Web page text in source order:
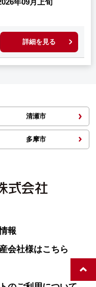
年09月上旬
詳細を見る
清瀬市
多摩市
報
会社様はこちら